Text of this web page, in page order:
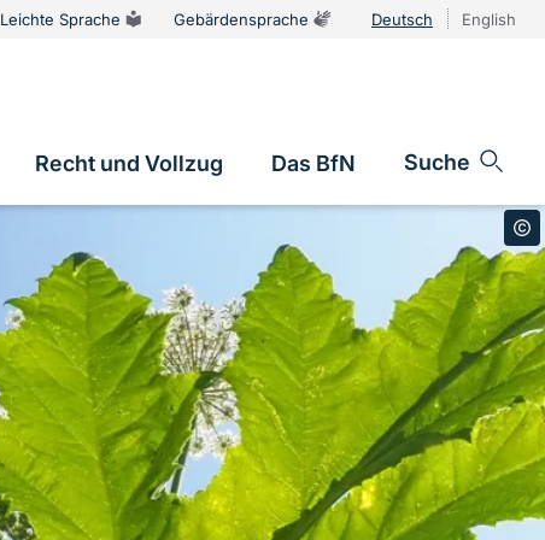
Leichte Sprache Gebärdensprache Deutsch English
Recht und Vollzug Das BfN Suche